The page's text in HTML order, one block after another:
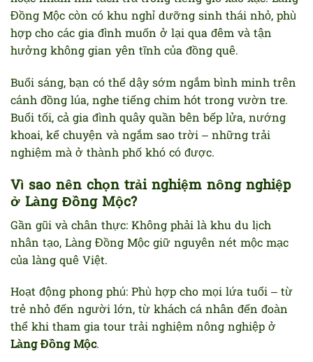
Đồng Mộc còn có khu nghỉ dưỡng sinh thái nhỏ, phù
hợp cho các gia đình muốn ở lại qua đêm và tận
hưởng không gian yên tĩnh của đồng quê.
Buổi sáng, bạn có thể dậy sớm ngắm bình minh trên
cánh đồng lúa, nghe tiếng chim hót trong vườn tre.
Buổi tối, cả gia đình quây quần bên bếp lửa, nướng
khoai, kể chuyện và ngắm sao trời – những trải
nghiệm mà ở thành phố khó có được.
Vì sao nên chọn trải nghiệm nông nghiệp
ở Làng Đồng Mộc?
Gần gũi và chân thực: Không phải là khu du lịch
nhân tạo, Làng Đồng Mộc giữ nguyên nét mộc mạc
của làng quê Việt.
Hoạt động phong phú: Phù hợp cho mọi lứa tuổi – từ
trẻ nhỏ đến người lớn, từ khách cá nhân đến đoàn
thể khi tham gia tour trải nghiệm nông nghiệp ở
Làng Đồng Mộc.